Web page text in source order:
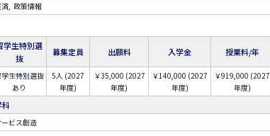
政策情報
学生特別選
抜
募集定員 出願料 入学金 授業料/年
生特別選抜
あり
5人 (2027
年度)
￥35,000 (2027
年度)
￥140,000 (2027
年度)
￥919,000 (2027
年度)
科
ービス創造